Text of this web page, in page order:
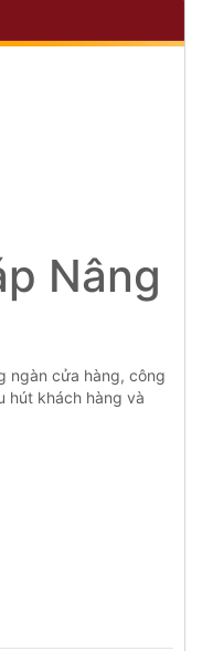
Nâng
ngàn cửa hàng, công
hút khách hàng và